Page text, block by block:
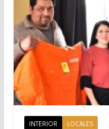
INTERIOR LOCALES